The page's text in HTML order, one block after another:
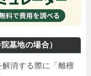
墓地の場合）
消する際に「離檀